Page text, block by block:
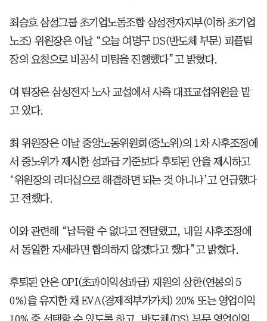
최승호 삼성그룹 초기업노동조합 삼성전자지부(이하 초기업
노조) 위원장은 이날 “오늘 여명구 DS(반도체 부문) 피플팀
장의 요청으로 비공식 미팅을 진행했다”고 밝혔다.
여 팀장은 삼성전자 노사 교섭에서 사측 대표교섭위원을 맡
고 있다.
최 위원장은 이날 중앙노동위원회(중노위)의 1차 사후조정에
서 중노위가 제시한 성과급 기준보다 후퇴된 안을 제시하고
‘위원장의 리더십으로 해결하면 되는 것 아니냐’고 언급했다
고 전했다.
이와 관련해 “납득할 수 없다고 전달했고, 내일 사후조정에
서 동일한 자세라면 합의하지 않겠다고 했다”고 밝혔다.
후퇴된 안은 OPI(초과이익성과급) 재원의 상한(연봉의 5
0%)을 유지한 채 EVA(경제적부가가치) 20% 또는 영업이익